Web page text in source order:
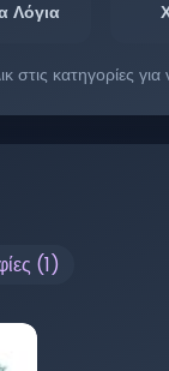
Λόγια
στις κατηγορίες
(1)